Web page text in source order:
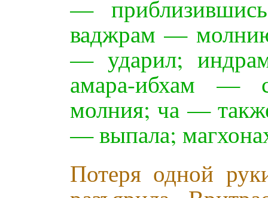
—
ваджрам —
— ударил;
амара-ибхам —
молния; ча —
— выпала;
Потеря одной